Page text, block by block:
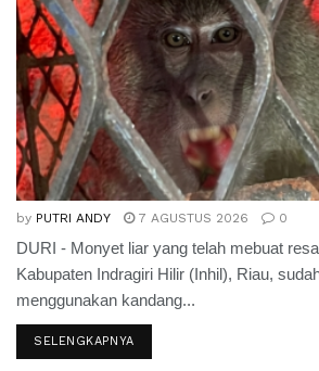
by PUTRI ANDY 7 AGUSTUS 2026 0
DURI - Monyet liar yang telah mebuat
Kabupaten Indragiri Hilir (Inhil), Riau,
menggunakan kandang...
SELENGKAPNYA